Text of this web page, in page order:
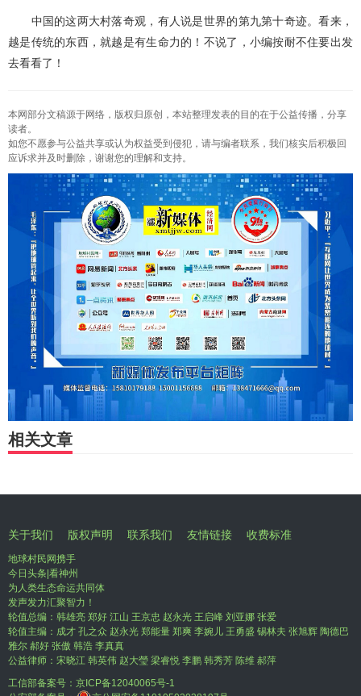
中国的这两大村落奇观，有人说是世界的第九第十奇迹。看来，
越是传统的东西，就越是有生命力的！不说了，小编按耐不住要出发
去看看了！
本网部分文稿源于网络，版权归原创，本站整理发表的目的在于公益传播，分享
读者。
如您不愿参与公益共享或认为权益受到侵犯，请与编者联系，我们核实后积极回
应诉求并及时删除，谢谢您的理解和支持。
相关文章
关于我们 版权声明 联系我们 友情链接 收费标准
地球村民网携手
今日头条|看神州
为人类生态命运共同体
发声发力汇聚智力！
轮值总编：韩雄亮 郑好 江山 王京忠 赵永光 王启峰 刘亚娜 张爱
轮值主编：成才 孔之众 赵永光 郑能量 郑爽 李婉儿 王勇盛 锡林夫 张旭辉 陶德巴
雅尔 郝好 张傲 韩浩 李真真
公益律师：宋晓江 韩英伟 赵大瑩 梁睿悦 李鹏 韩秀芳 陈维 郝萍
工信部备案号： 京ICP备12040065号-1